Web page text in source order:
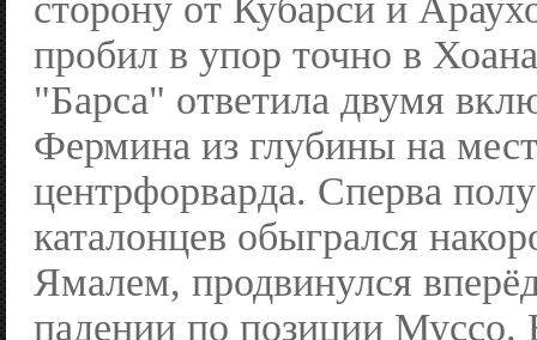
сторону от Кубарси и
пробил в упор точно в
"Барса" ответила двумя
Фермина из глубины на
центрфорварда. Сперва
каталонцев обыгрался
Ямалем, продвинулся
падении по позиции Муссо.